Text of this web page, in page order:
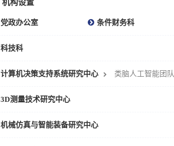
机构设置
党政办公室 条件财务科
科技科
计算机决策支持系统研究中心 类脑人工智能团队
3D测量技术研究中心
机械仿真与智能装备研究中心